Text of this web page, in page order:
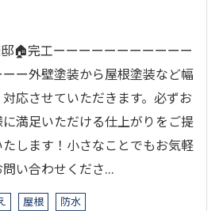
🏠完工ーーーーーーーーーーー
ーー外壁塗装から屋根塗装など幅
対応させていただきます。必ずお
に満足いただける仕上がりをご提
たします！小さなことでもお気軽
問い合わせくださ…
屋根 防水